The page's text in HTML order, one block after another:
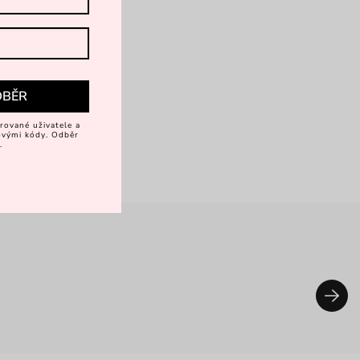
uživatele a
kódy. Odběr